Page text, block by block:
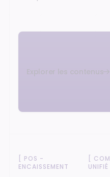
Explorer les contenus
POS -
ENCAISSEMENT
UNIFIÉ